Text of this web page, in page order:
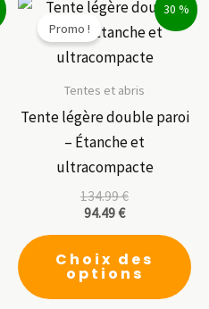
produit
plusieurs
variations.
30 %
Promo !
Tentes et abris
Tente légère double paroi
– Étanche et
ultracompacte
134.99€
94.49€
Choix des
options